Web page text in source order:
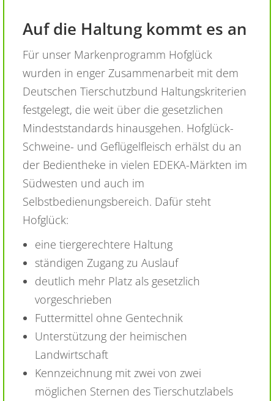
Auf die Haltung kommt es an
Für unser Markenprogramm Hofglück
wurden in enger Zusammenarbeit mit dem
Deutschen Tierschutzbund Haltungskriterien
festgelegt, die weit über die gesetzlichen
Mindeststandards hinausgehen. Hofglück-
Schweine- und Geflügelfleisch erhälst du an
der Bedientheke in vielen EDEKA-Märkten im
Südwesten und auch im
Selbstbedienungsbereich. Dafür steht
Hofglück:
eine tiergerechtere Haltung
ständigen Zugang zu Auslauf
deutlich mehr Platz als gesetzlich
vorgeschrieben
Futtermittel ohne Gentechnik
Unterstützung der heimischen
Landwirtschaft
Kennzeichnung mit zwei von zwei
möglichen Sternen des Tierschutzlabels